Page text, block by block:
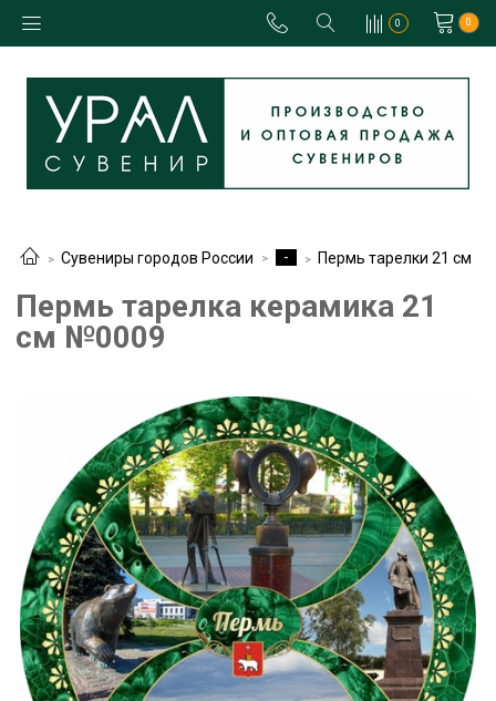
0 0
Сувениры городов России - Пермь тарелки 21 см
Пермь тарелка керамика 21
см №0009